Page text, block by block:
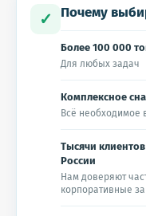
✓ Почему
Более 100 000
Для любых задач
Комплексное
Всё необходимое
Тысячи
России
Нам доверяют
корпоративные